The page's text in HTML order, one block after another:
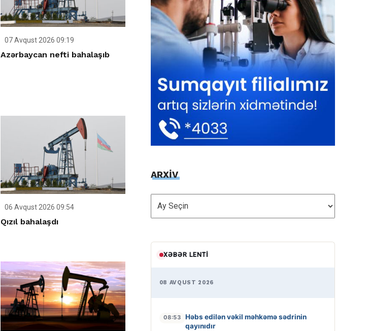
07 Avqust 2026 09:19
Azərbaycan nefti bahalaşıb
06 Avqust 2026 09:54
Qızıl bahalaşdı
ARXİV
ARXİV
XƏBƏR LENTI
08 AVQUST 2026
08:53
Həbs edilən vəkil məhkəmə sədrinin
qayınıdır